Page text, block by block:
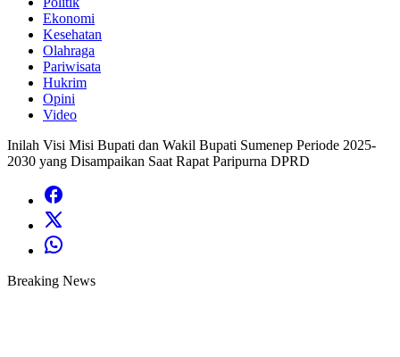
Ekonomi
Kesehatan
Olahraga
Pariwisata
Hukrim
Opini
Video
Inilah Visi Misi Bupati dan Wakil Bupati Sumenep Periode 2025-
2030 yang Disampaikan Saat Rapat Paripurna DPRD
Breaking News